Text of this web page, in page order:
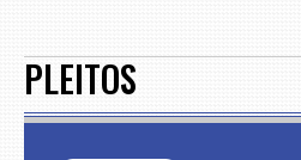
PLEITOS